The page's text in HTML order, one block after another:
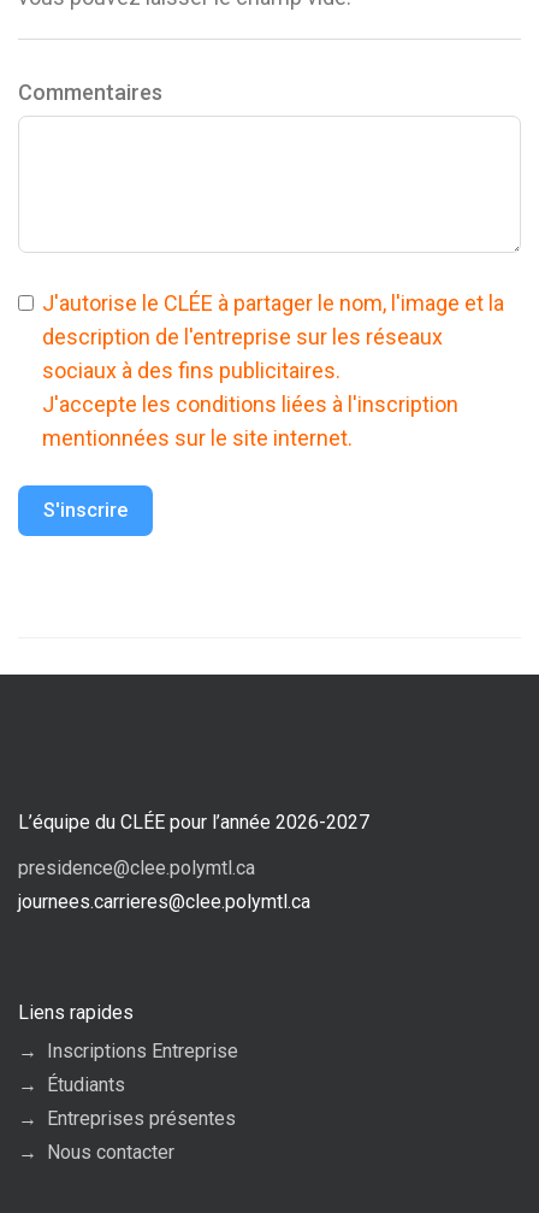
Commentaires
J'autorise le CLÉE à partager le nom, l'image et la
description de l'entreprise sur les réseaux
sociaux à des fins publicitaires.
J'accepte les conditions liées à l'inscription
mentionnées sur le site internet.
S'inscrire
L’équipe du CLÉE pour l’année 2026-2027
presidence@clee.polymtl.ca
journees.carrieres@clee.polymtl.ca
Liens rapides
Inscriptions Entreprise
Étudiants
Entreprises présentes
Nous contacter